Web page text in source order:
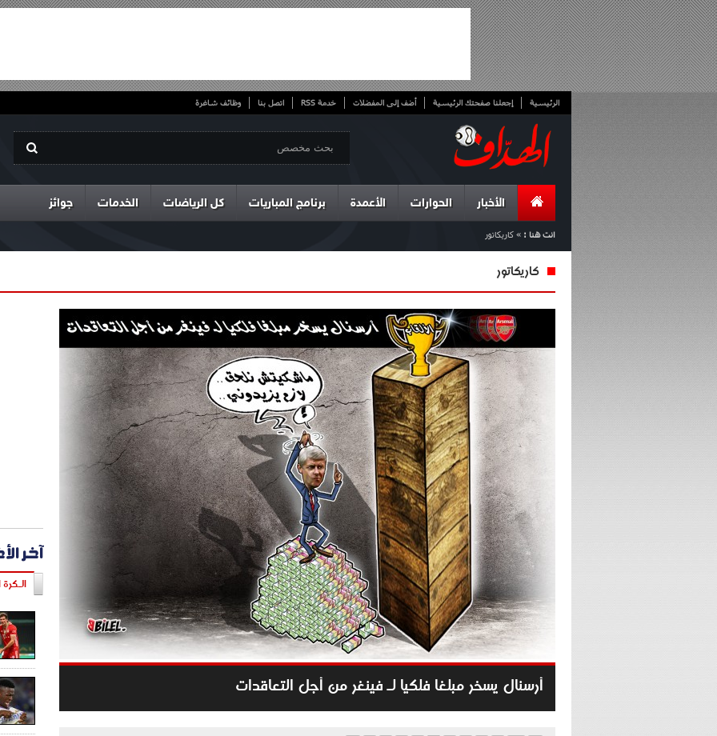
الرئيسية إجعلنا صفحتك الرئيسية أضف إلى المفضلات خدمة RSS اتصل بنا وظائف شاغرة
الأخبار الحوارات الأعمدة برنامج المباريات كل الرياضات الخدمات جوائز
انت هنا : » كاريكاتور
كاريكاتور
أرسنال يسخر مبلغا فلكيا لـ فينغر من أجل التعاقدات
آخر
الـكرة